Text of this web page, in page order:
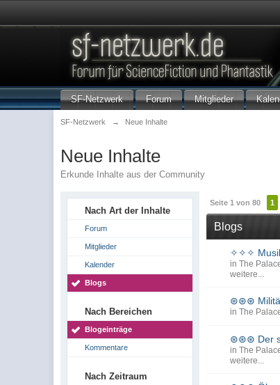
SF-Netzwerk Forum Mitglieder
SF-Netzwerk → Neue Inhalte
Neue Inhalte
Erkunde Inhalte aus der Community
Nach Art der Inhalte
Forum
Mitglieder
Kalender
Blogs
Nach Bereichen
Blogeinträge
Kommentare
Nach Zeitraum
Seite 1 von 80 1
Blogs
✧✧✧
inThe
weitere...
⊛⊛⊛
inThe
⊛⊛⊛ Der
inThe
weitere...